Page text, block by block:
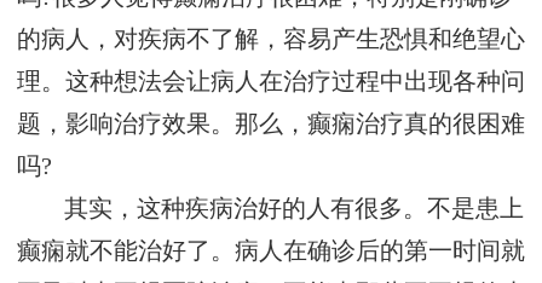
的病人，对疾病不了解，容易产生恐惧和绝望心
理。这种想法会让病人在治疗过程中出现各种问
题，影响治疗效果。那么，癫痫治疗真的很困难
吗?
其实，这种疾病治好的人有很多。不是患上
癫痫就不能治好了。病人在确诊后的第一时间就